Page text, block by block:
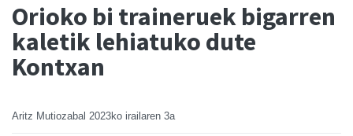
Orioko bi traineruek bigarren
kaletik lehiatuko dute
Kontxan
Aritz Mutiozabal 2023ko irailaren 3a